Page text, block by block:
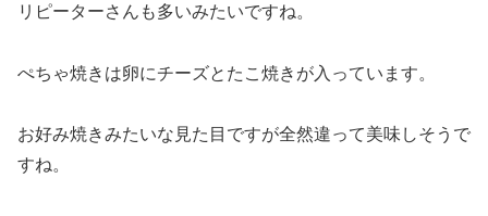
リピーターさんも多いみたいですね。
ぺちゃ焼きは卵にチーズとたこ焼きが入っています。
お好み焼きみたいな見た目ですが全然違って美味しそうで
すね。